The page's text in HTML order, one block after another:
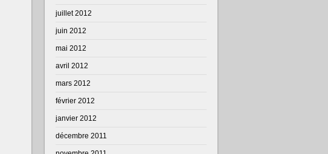
juillet 2012
juin 2012
mai 2012
avril 2012
mars 2012
février 2012
janvier 2012
décembre 2011